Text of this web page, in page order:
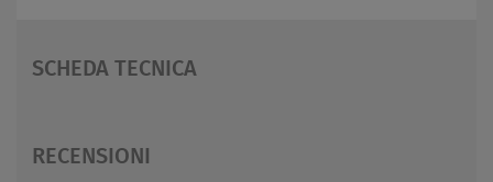
SCHEDA TECNICA
RECENSIONI